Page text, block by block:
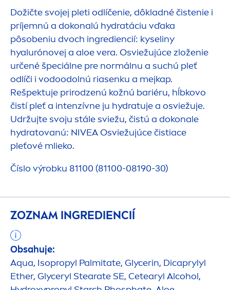
Dožičte svojej pleti odlíčenie, dôkladné čistenie i
príjemnú a dokonalú hydratáciu vďaka
pôsobeniu dvoch ingrediencií: kyseliny
hyalurónovej a aloe vera. Osviežujúce zloženie
určené špeciálne pre normálnu a suchú pleť
odlíči i vodoodolnú riasenku a mejkap.
Rešpektuje prirodzenú kožnú bariéru, hĺbkovo
čistí pleť a intenzívne ju hydratuje a osviežuje.
Udržujte svoju stále sviežu, čistú a dokonale
hydratovanú: NIVEAOsviežujúce čistiace
pleťové mlieko.
Číslo výrobku 81100 (81100-08190-30)
ZOZNAM INGREDIENCIÍ
Obsahuje:
Aqua, Isopropyl Palmitate, Glycerin, Dicaprylyl
Ether, Glyceryl Stearate SE, Cetearyl Alcohol,